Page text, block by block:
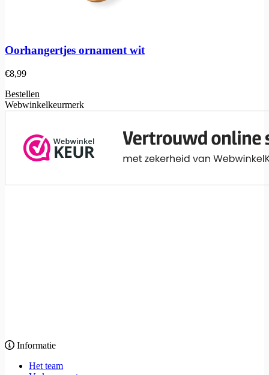
Oorhangertjes ornament wit
€8,99
Bestellen
Webwinkelkeurmerk
Informatie
Het team